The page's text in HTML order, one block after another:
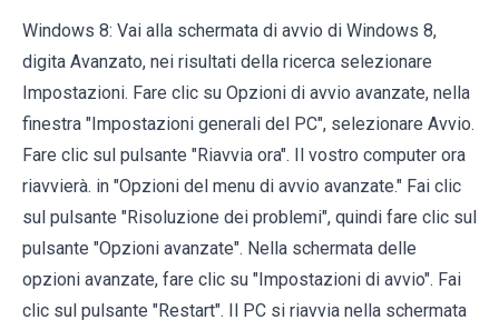
Windows 8: Vai alla schermata di avvio di Windows 8,
digita Avanzato, nei risultati della ricerca selezionare
Impostazioni. Fare clic su Opzioni di avvio avanzate, nella
finestra "Impostazioni generali del PC", selezionare Avvio.
Fare clic sul pulsante "Riavvia ora". Il vostro computer ora
riavvierà. in "Opzioni del menu di avvio avanzate." Fai clic
sul pulsante "Risoluzione dei problemi", quindi fare clic sul
pulsante "Opzioni avanzate". Nella schermata delle
opzioni avanzate, fare clic su "Impostazioni di avvio". Fai
clic sul pulsante "Restart". Il PC si riavvia nella schermata